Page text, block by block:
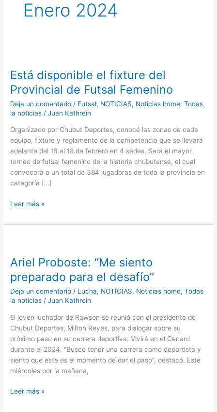
Enero 2024
Está disponible el fixture del
Provincial de Futsal Femenino
Deja un comentario / Futsal, NOTICIAS, Noticias home,Todas
la noticias /Juan Kathrein
Organizado por Chubut Deportes, conocé las zonas de cada
equipo, fixture y reglamento de la competencia que se llevará
adelante del 16 al 18 de febrero en 4 sedes. Será el mayor
torneo de futsal femenino de la historia chubutense, el cual
convocará a un total de 384 jugadoras de toda la provincia en
categoría […]
el
fixture
del
Provincial
de
Futsal
Femenino
Leer más »
Ariel Proboste: “Me siento
preparado para el desafío”
Deja un comentario / Lucha, NOTICIAS, Noticias home,Todas
la noticias /Juan Kathrein
El joven luchador de Rawson se reunió con el presidente de
Chubut Deportes, Milton Reyes, para dialogar sobre su
próximo paso en su carrera deportiva: Vivirá en el Cenard
durante el 2024. “Busco tener una carrera como deportista y
siento que este es el momento de dar el paso”, destacó. Este
miércoles por la mañana,
“Me
preparado
para
el
desafío”
Leer más »